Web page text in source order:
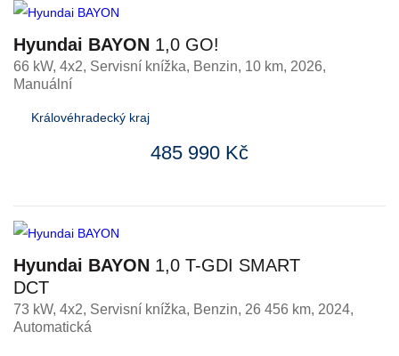
Hyundai BAYON 1,0 GO!
66 kW, 4x2, Servisní knížka, Benzin, 10 km, 2026,
Manuální
Královéhradecký kraj
485 990 Kč
Hyundai BAYON 1,0 T-GDI SMART
DCT
73 kW, 4x2, Servisní knížka, Benzin, 26 456 km, 2024,
Automatická